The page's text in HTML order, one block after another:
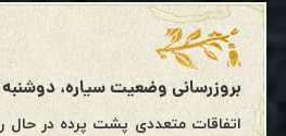
بروزرسانی وضعیت سیاره، دوشنبه ۱۵ آگوست ۲۰۲۲
اتفاقات متعددی پشت پرده در حال